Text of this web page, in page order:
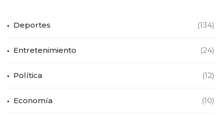
Deportes (134)
Entretenimiento (24)
Política (12)
Economía (10)